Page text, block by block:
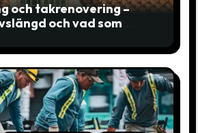
och takrenovering –
och vad som